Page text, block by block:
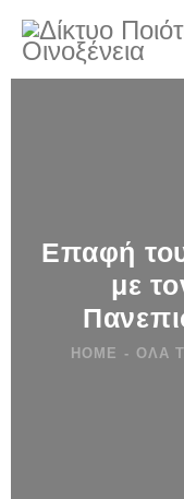
Επαφή
με
HOME ΌΛΑ